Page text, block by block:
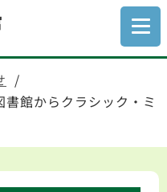
館からクラシック・ミ